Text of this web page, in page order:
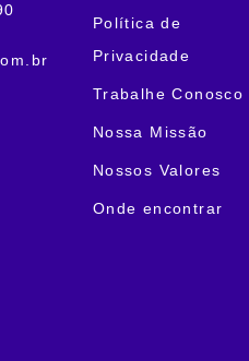
Política de
Privacidade
Trabalhe Conosco
Nossa Missão
Nossos Valores
Onde encontrar